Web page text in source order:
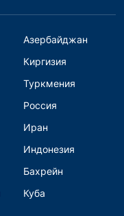
Азербайджан
Киргизия
Туркмения
Россия
Иран
Индонезия
Бахрейн
Куба